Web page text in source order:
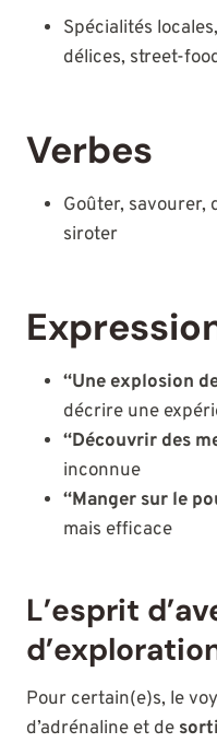
Spécialités
délices, street-
Verbes
Goûter, savourer,
siroter
“Une explosion
décrire une
“Découvrir des
inconnue
“Manger sur le
mais efficace
L’esprit
Pour certain(e)s, le
d’adrénaline et de